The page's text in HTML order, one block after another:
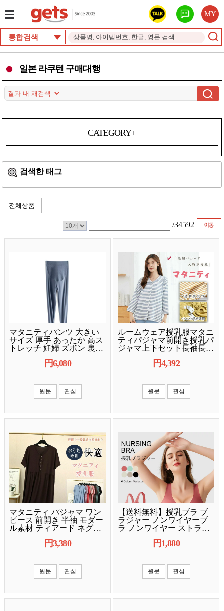
MY
통합검색
일본 라쿠텐 구매대행
CATEGORY+
검색한 태그
전체상품
/34592
マタニティパンツ 大きい
サイズ 厚手 あったか 高ス
トレッチ 妊婦 ズボン 裏起
ガパンツ レギンスパンツ
円6,080
원문 관심
ルームウェア授乳服マタニ
ティパジャマ前開き授乳パ
ジャマ上下セット長袖長ズ
応マタニティウェアシンプ
着ナイトウェアワンマイル
ウェア秋冬春全9色M〜
XXXL大きいサイズ出産祝
円4,392
원문 관심
マタニティ パジャマ ワン
ピース 前開き 半袖 モダー
ル素材 ティアード ネグリ
ナイトウェア 妊婦服 授
円3,380
원문 관심
【送料無料】授乳ブラ ブ
ラジャー ノンワイヤーブ
ラ ノンワイヤー ストラッ
ラ 前開き ナイロン 垂れ ナ
い パッド 下着 おしゃれ 育
円1,880
원문 관심